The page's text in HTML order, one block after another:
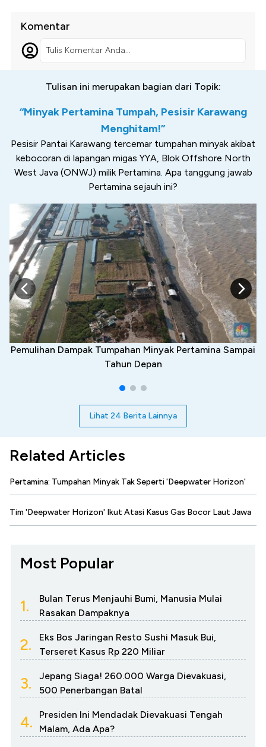
Komentar
Tulis Komentar Anda...
Tulisan ini merupakan bagian dari Topik:
“Minyak Pertamina Tumpah, Pesisir Karawang
Menghitam!”
Pesisir Pantai Karawang tercemar tumpahan minyak akibat
kebocoran di lapangan migas YYA, Blok Offshore North
West Java (ONWJ) milik Pertamina. Apa tanggung jawab
Pertamina sejauh ini?
Pemulihan Dampak Tumpahan Minyak Pertamina Sampai
Tahun Depan
Lihat 24 Berita Lainnya
Related Articles
Pertamina: Tumpahan Minyak Tak Seperti 'Deepwater Horizon'
Tim 'Deepwater Horizon' Ikut Atasi Kasus Gas Bocor Laut Jawa
Most Popular
1.
Bulan Terus Menjauhi Bumi, Manusia Mulai
Rasakan Dampaknya
2.
Eks Bos Jaringan Resto Sushi Masuk Bui,
Terseret Kasus Rp 220 Miliar
3.
Jepang Siaga! 260.000 Warga Dievakuasi,
500 Penerbangan Batal
4.
Presiden Ini Mendadak Dievakuasi Tengah
Malam, Ada Apa?